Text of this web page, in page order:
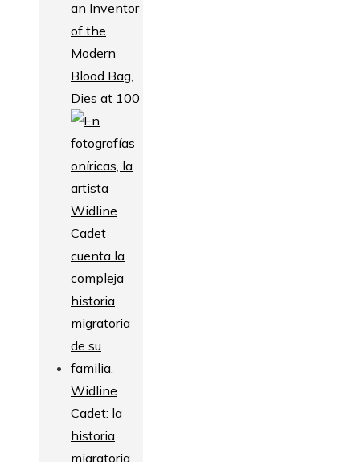
an Inventor
of the
Modern
Blood Bag,
Dies at 100
Widline
Cadet: la
historia
migratoria